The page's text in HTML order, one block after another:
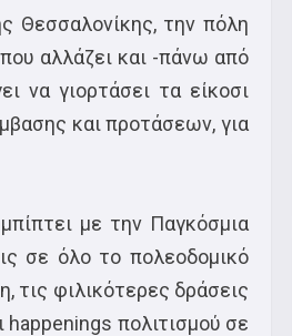
Θεσσαλονίκης, την πόλη
αλλάζει και -πάνω από
να γιορτάσει τα είκοσι
και προτάσεων, για
με την Παγκόσμια
σε όλο το πολεοδομικό
τις φιλικότερες δράσεις
happenings πολιτισμού σε